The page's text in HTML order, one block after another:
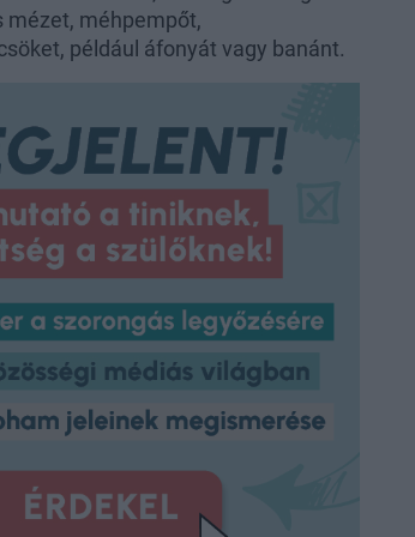
mézet, méhpempőt,
például áfonyát vagy banánt.